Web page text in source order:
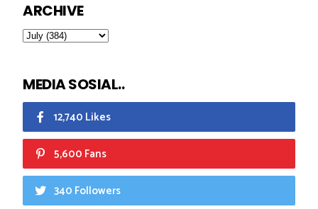
ARCHIVE
MEDIA SOSIAL..
12,740 Likes
5,600 Fans
340 Followers